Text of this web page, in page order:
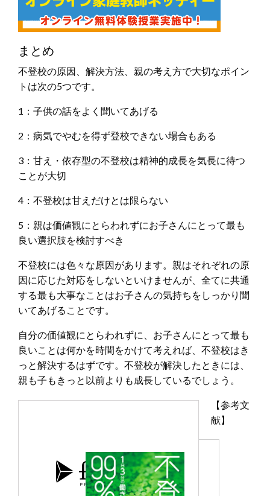
まとめ
不登校の原因、解決方法、親の考え方で大切なポイン
トは次の5つです。
1：子供の話をよく聞いてあげる
2：病気でやむを得ず登校できない場合もある
3：甘え・依存型の不登校は精神的成長を気長に待つ
ことが大切
4：不登校は甘えだけとは限らない
5：親は価値観にとらわれずにお子さんにとって最も
良い選択肢を検討すべき
不登校には色々な原因があります。親はそれぞれの原
因に応じた対応をしないといけませんが、全てに共通
する最も大事なことはお子さんの気持ちをしっかり聞
いてあげることです。
自分の価値観にとらわれずに、お子さんにとって最も
良いことは何かを時間をかけて考えれば、不登校はき
っと解決するはずです。不登校が解決したときには、
親も子もきっと以前よりも成長しているでしょう。
【参考文
献】